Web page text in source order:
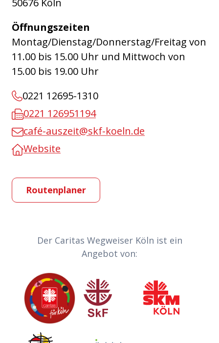
50676 Köln
Öffnungszeiten
Montag/Dienstag/Donnerstag/Freitag von
11.00 bis 15.00 Uhr und Mittwoch von
15.00 bis 19.00 Uhr
0221 12695-1310
0221 126951194
café-auszeit@skf-koeln.de
Website
Routenplaner
Partner-LinksDer Caritas Wegweiser Köln ist ein
Angebot von:
Caritas
Sozialdienst katholischer
Sozialdienst
Invia